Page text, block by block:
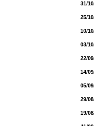
31/
25/
10/
03/
22/
14/
05/
29/
19/